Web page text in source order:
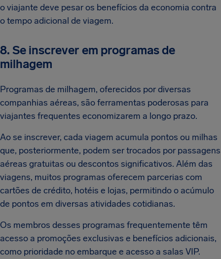
o viajante deve pesar os benefícios da economia contra
o tempo adicional de viagem.
8. Se inscrever em programas de
milhagem
Programas de milhagem, oferecidos por diversas
companhias aéreas, são ferramentas poderosas para
viajantes frequentes economizarem a longo prazo.
Ao se inscrever, cada viagem acumula pontos ou milhas
que, posteriormente, podem ser trocados por passagens
aéreas gratuitas ou descontos significativos. Além das
viagens, muitos programas oferecem parcerias com
cartões de crédito, hotéis e lojas, permitindo o acúmulo
de pontos em diversas atividades cotidianas.
Os membros desses programas frequentemente têm
acesso a promoções exclusivas e benefícios adicionais,
como prioridade no embarque e acesso a salas VIP.